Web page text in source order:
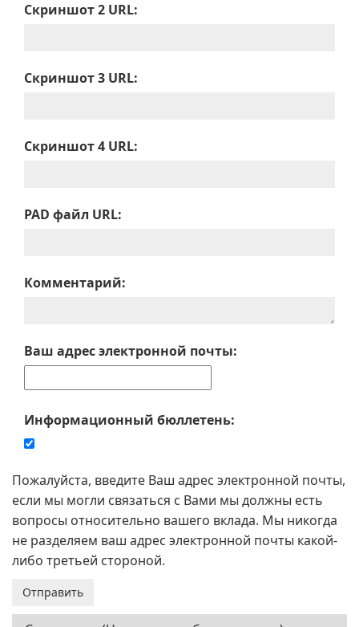
Скриншот 2 URL:
Скриншот 3 URL:
Скриншот 4 URL:
PAD файл URL:
Комментарий:
Ваш адрес электронной почты:
Информационный бюллетень:
Пожалуйста, введите Ваш адрес электронной почты,
если мы могли связаться с Вами мы должны есть
вопросы относительно вашего вклада. Мы никогда
не разделяем ваш адрес электронной почты какой-
либо третьей стороной.